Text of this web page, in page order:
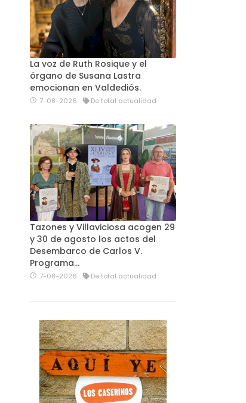
La voz de Ruth Rosique y el
órgano de Susana Lastra
emocionan en Valdediós.
7-08-2026 De total actualidad
Tazones y Villaviciosa acogen 29
y 30 de agosto los actos del
Desembarco de Carlos V.
Programa…
7-08-2026 De total actualidad